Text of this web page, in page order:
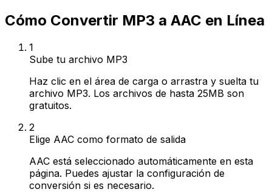
Cómo Convertir MP3 a AAC en Línea
1
Sube tu archivo MP3
Haz clic en el área de carga o arrastra y suelta tu
archivo MP3. Los archivos de hasta 25MB son
gratuitos.
2
Elige AAC como formato de salida
AAC está seleccionado automáticamente en esta
página. Puedes ajustar la configuración de
conversión si es necesario.